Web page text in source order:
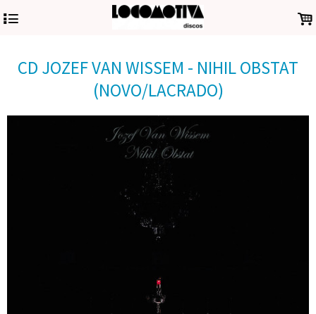
4 .
CD JOZEF VAN WISSEM - NIHIL OBSTAT
(NOVO/LACRADO)